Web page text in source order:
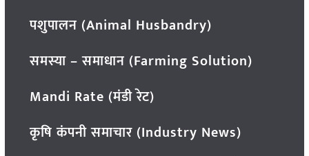
पशुपालन (Animal Husbandry)
समस्या – समाधान (Farming Solution)
Mandi Rate (मंडी रेट)
कृषि कंपनी समाचार (Industry News)